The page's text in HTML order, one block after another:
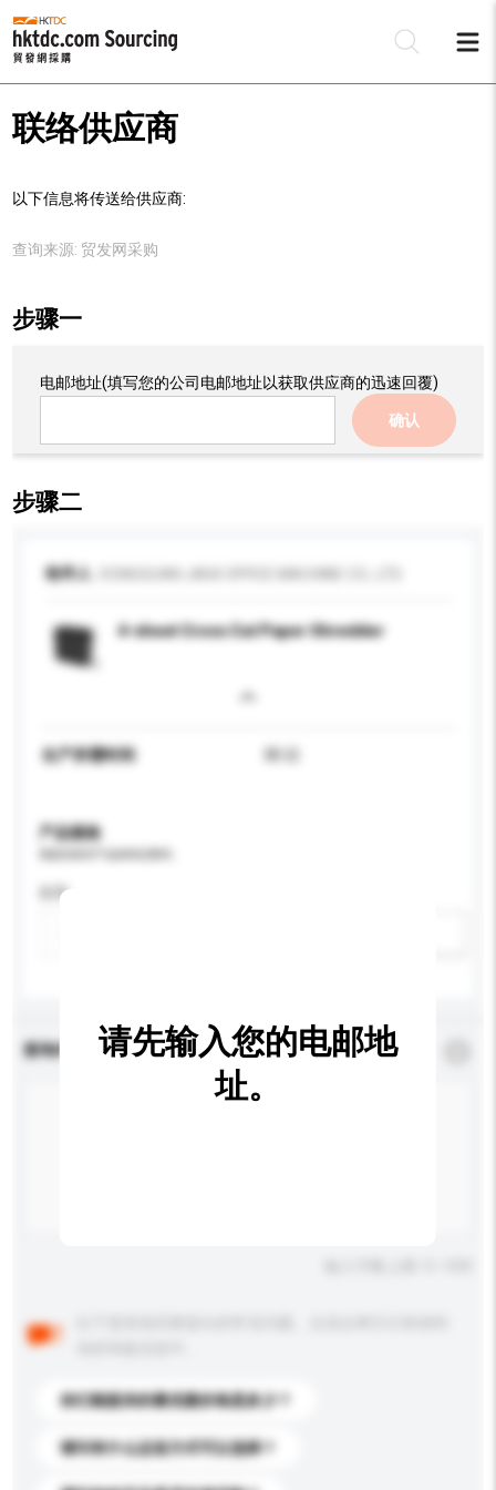
联络供应商
以下信息将传送给供应商:
查询来源: 贸发网采购
步骤一
电邮地址(填写您的公司电邮地址以获取供应商的迅速回覆)
确认
步骤二
收件人
4-sheet Cross Cut Paper Shredder
生产所需时间 30 日
产品规格
应用
查询内容 *必须填写
你们能提供的最优惠价格是多少？
请问有什么运送方式可以选择？
请先输入您的电邮地
址。